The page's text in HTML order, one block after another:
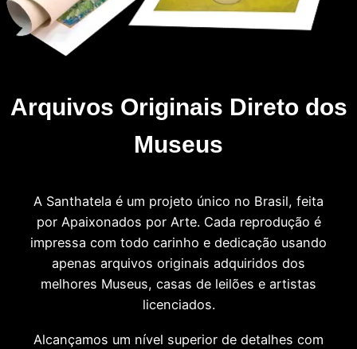
Arquivos Originais Direto dos
Museus
A Santhatela é um projeto único no Brasil, feita
por Apaixonados por Arte. Cada reprodução é
impressa com todo carinho e dedicação usando
apenas arquivos originais adquiridos dos
melhores Museus, casas de leilões e artistas
licenciados.
Alcançamos um nível superior de detalhes com